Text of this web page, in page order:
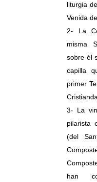
liturgia
Venida
2- La
misma
sobre él
capilla
primer
3- La
pilarista
(del
han